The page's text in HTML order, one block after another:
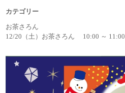
カテゴリー
お茶さろん
12/20（土）お茶さろん 10:00 ～ 11:00